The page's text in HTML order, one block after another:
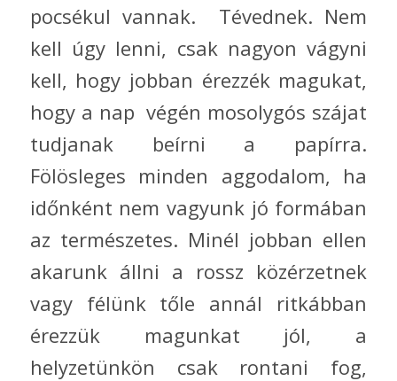
pocsékul vannak. Tévednek. Nem
kell úgy lenni, csak nagyon vágyni
kell, hogy jobban érezzék magukat,
hogy a nap végén mosolygós szájat
tudjanak beírni a papírra.
Fölösleges minden aggodalom, ha
időnként nem vagyunk jó formában
az természetes. Minél jobban ellen
akarunk állni a rossz közérzetnek
vagy félünk tőle annál ritkábban
érezzük magunkat jól, a
helyzetünkön csak rontani fog,